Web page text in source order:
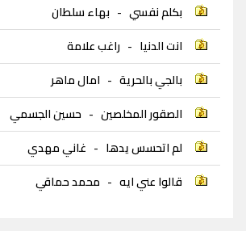
بكلم نفسي - بهاء سلطان
انت الدنيا - راغب علامة
بالجي بالحرية - امال ماهر
الصقور المخلصين - حسين الجسمي
لم اتحسس يدها - غاني مهدي
قالوا عني ايه - محمد حماقي